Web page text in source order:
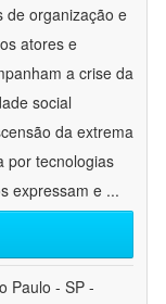
de organização e
atores e
a crise da
social
da extrema
por tecnologias
expressam e ...
Paulo - SP -